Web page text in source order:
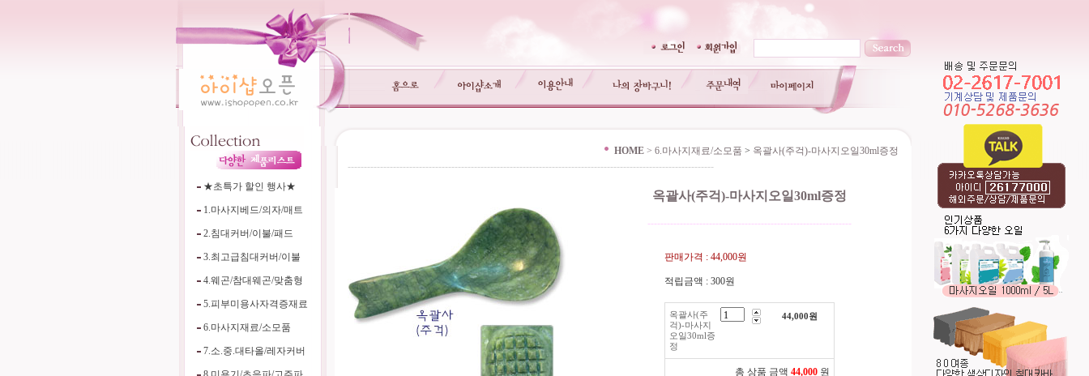
★초특가 할인 행사★
1.마사지베드/의자/매트
2.침대커버/이불/패드
3.최고급침대커버/이불
4.웨곤/참대웨곤/맞춤형
5.피부미용사자격증재료
6.마사지재료/소모품
7.소.중.대타올/레자커버
HOME > 6.마사지재료/소모품 > 옥괄사(주걱)-마사지오일30ml증정
-----------------------------------------------------------------------------------------------------------------
옥괄사(주걱)-마사지오일30ml증정
---------------------------------------------------------------
판매가격 : 44,000원
적립금액 : 300원
옥괄사(주
걱)-마사지
오일30ml증
정
44,000원
총 상품 금액 44,000 원